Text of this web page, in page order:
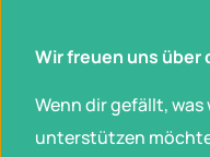
Wir freuen uns
Wenn dir gefällt,
unterstützen